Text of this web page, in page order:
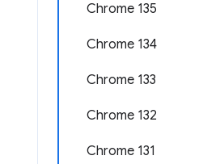
Chrome 135
Chrome 134
Chrome 133
Chrome 132
Chrome 131